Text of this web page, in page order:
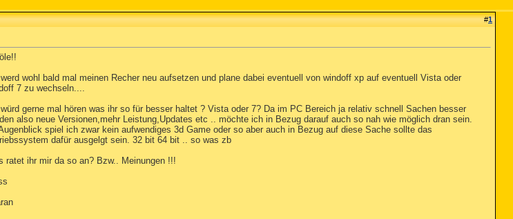
#1
werd wohl bald mal meinen Recher neu aufsetzen und plane dabei eventuell von windoff xp auf eventuell Vista oder
7 zu wechseln....
würd gerne mal hören was ihr so für besser haltet ? Vista oder 7? Da im PC Bereich ja relativ schnell Sachen besser
also neue Versionen,mehr Leistung,Updates etc .. möchte ich in Bezug darauf auch so nah wie möglich dran sein.
spiel ich zwar kein aufwendiges 3d Game oder so aber auch in Bezug auf diese Sache sollte das
dafür ausgelgt sein. 32 bit 64 bit .. so was zb
ratet ihr mir da so an? Bzw.. Meinungen !!!